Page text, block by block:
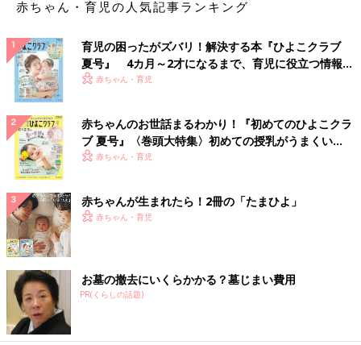
赤ちゃん・育児の人気記事ランキング
育児の困ったがズバリ！解決する本『ひよこクラブ
夏号』 4カ月～2才になるまで、育児に役立つ情報が
いっぱい！
赤ちゃん・育児
赤ちゃんのお世話まるわかり！『初めてのひよこクラ
ブ 夏号』〈巻頭大特集〉初めての授乳がうまくい
く！ おっぱい・ミルクの基本と夏のトラブル 解決テ
赤ちゃん・育児
赤ちゃんが生まれたら！2冊の「たまひよ」
赤ちゃん・育児
お墓の撤去にいくらかかる？墓じまい費用
PR(くらしの話題)